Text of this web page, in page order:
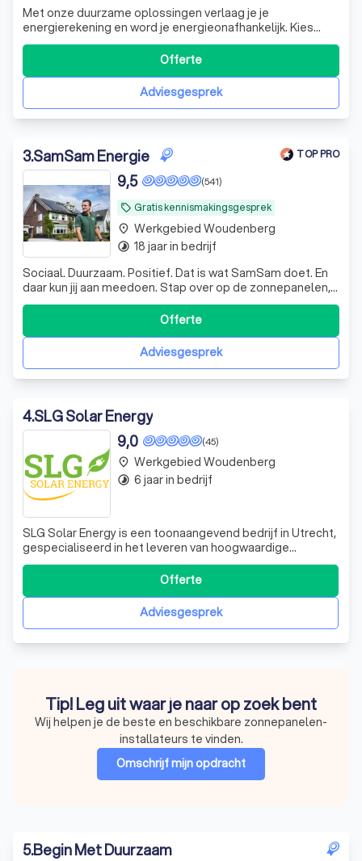
Met onze duurzame oplossingen verlaag je je
energierekening en word je energieonafhankelijk. Kies
voor zonnepanelen, thuisbatterij, laadpaal, airco of
Adviesgesprek
Offerte
3.SamSam Energie TOP PRO
local_offer Gratis kennismakingsgesprek
(541)
9,5
Sociaal. Duurzaam. Positief. Dat is wat SamSam doet. En
daar kun jij aan meedoen. Stap over op de zonnepanelen,
thuisbatterijen, airco's, warmtepompen of groene energie
Adviesgesprek
Offerte
place Werkgebied Woudenberg
timelapse 18 jaar in bedrijf
4.SLG Solar Energy
(45)
9,0
SLG Solar Energy is een toonaangevend bedrijf in Utrecht,
gespecialiseerd in het leveren van hoogwaardige
zonnepanelen. Wij, Stephan en Laurens, zijn twee broers
met een passie voor duurzame energie. Onze missie is
om u te helpen besparen op uw energierekening en bij te
dragen aan een duurzamere wer
Adviesgesprek
Offerte
place Werkgebied Woudenberg
timelapse 6 jaar in bedrijf
Tip! Leg uit waar je naar op zoek bent
Wij helpen je de beste en beschikbare zonnepanelen-
installateurs te vinden.
Omschrijf mijn opdracht
5.Begin Met Duurzaam